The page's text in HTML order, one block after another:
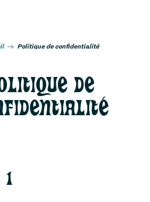
Politique de confidentialité
DE
1